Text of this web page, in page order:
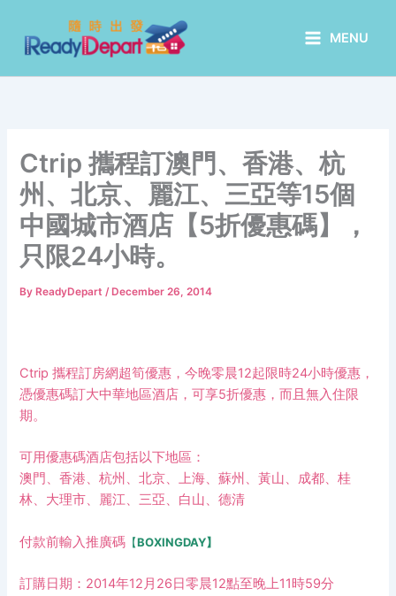
content
MENU
Ctrip 攜程訂澳門、香港、杭
州、北京、麗江、三亞等15個
中國城市酒店【5折優惠碼】，
只限24小時。
By ReadyDepart/ December 26, 2014
Ctrip 攜程訂房網超筍優惠，今晚零晨12起限時24小時優惠，
憑優惠碼訂大中華地區酒店，可享5折優惠，而且無入住限
期。
可用優惠碼酒店包括以下地區：
澳門、香港、杭州、北京、上海、蘇州、黃山、成都、桂
林、大理市、麗江、三亞、白山、德清
付款前輸入推廣碼 【BOXINGDAY】
訂購日期：2014年12月26日零晨12點至晚上11時59分